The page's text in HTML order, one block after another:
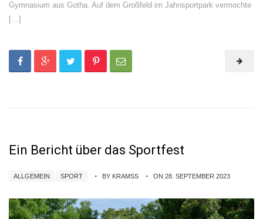
Gymnasium aus Gotha. Auf dem Großfeld im Jahnsportpark vermochte
[…]
Ein Bericht über das Sportfest
ALLGEMEIN SPORT BY KRAMSS ON 28. SEPTEMBER 2023